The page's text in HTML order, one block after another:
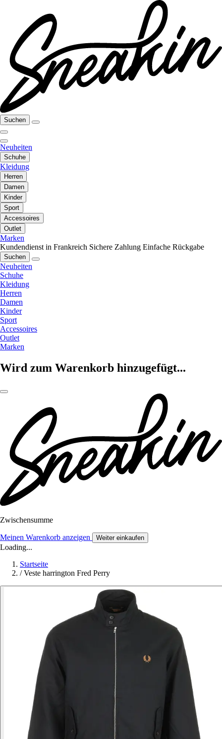
Suchen
Neuheiten
Schuhe
Kleidung
Herren
Damen
Kinder
Sport
Accessoires
Outlet
Marken
Kundendienst in Frankreich Sichere Zahlung Einfache Rückgabe
Suchen
Neuheiten
Schuhe
Kleidung
Herren
Damen
Kinder
Sport
Accessoires
Outlet
Marken
Wird zum Warenkorb hinzugefügt...
Zwischensumme
Meinen Warenkorb anzeigen Weiter einkaufen
Loading...
Startseite
/ Veste harrington Fred Perry